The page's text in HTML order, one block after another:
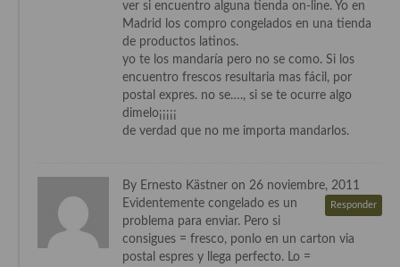
Cocina de Guatemala
Cocina de Nicaragua
Cocina Ecuatoriana
Cocina Jamaicana
Cocina peruana
Cocina de Oriente Medio
ver si encuentro alguna tienda on-line. Yo en
Madrid los compro congelados en una tienda
de productos latinos.
yo te los mandaría pero no se como. Si los
encuentro frescos resultaria mas fácil, por
postal expres. no se…., si se te ocurre algo
dimelo¡¡¡¡¡
de verdad que no me importa mandarlos.
By Ernesto Kästner on 26 noviembre, 2011
Responder
Evidentemente congelado es un
problema para enviar. Pero si
consigues = fresco, ponlo en un carton via
postal espres y llega perfecto. Lo =